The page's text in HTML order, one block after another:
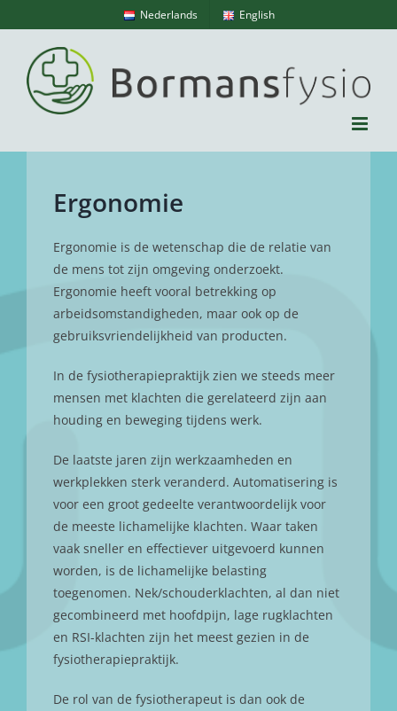
naar
inhoud
Nederlands English
Ergonomie
Ergonomie is de wetenschap die de relatie van
de mens tot zijn omgeving onderzoekt.
Ergonomie heeft vooral betrekking op
arbeidsomstandigheden, maar ook op de
gebruiksvriendelijkheid van producten.
In de fysiotherapiepraktijk zien we steeds meer
mensen met klachten die gerelateerd zijn aan
houding en beweging tijdens werk.
De laatste jaren zijn werkzaamheden en
werkplekken sterk veranderd. Automatisering is
voor een groot gedeelte verantwoordelijk voor
de meeste lichamelijke klachten. Waar taken
vaak sneller en effectiever uitgevoerd kunnen
worden, is de lichamelijke belasting
toegenomen. Nek/schouderklachten, al dan niet
gecombineerd met hoofdpijn, lage rugklachten
en RSI-klachten zijn het meest gezien in de
fysiotherapiepraktijk.
De rol van de fysiotherapeut is dan ook de